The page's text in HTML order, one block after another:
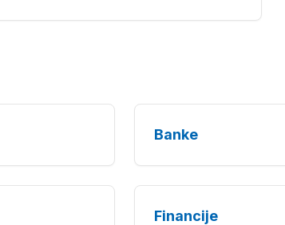
Banke
Financije